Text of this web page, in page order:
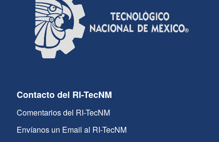
Contacto del RI-TecNM
Comentarios del RI-TecNM
Envíanos un Email al RI-TecNM